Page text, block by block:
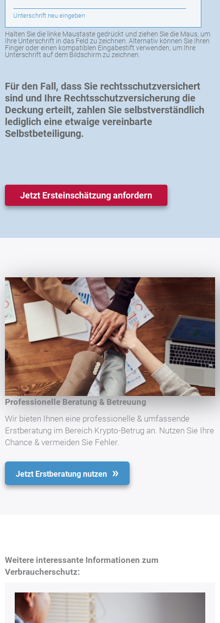
Unterschrift neu eingeben
Halten Sie die linke Maustaste gedrückt und ziehen Sie die Maus, um
Ihre Unterschrift in das Feld zu zeichnen. Alternativ können Sie Ihren
Finger oder einen kompatiblen Eingabestift verwenden, um Ihre
Unterschrift auf dem Bildschirm zu zeichnen.
Für den Fall, dass Sie rechtsschutzversichert
sind und Ihre Rechtsschutzversicherung die
Deckung erteilt, zahlen Sie selbstverständlich
lediglich eine etwaige vereinbarte
Selbstbeteiligung.
Jetzt Ersteinschätzung anfordern
Professionelle Beratung & Betreuung
Wir bieten Ihnen eine professionelle & umfassende
Erstberatung im Bereich Krypto-Betrug an. Nutzen Sie Ihre
Chance & vermeiden Sie Fehler.
Jetzt Erstberatung nutzen
Weitere interessante Informationen zum
Verbraucherschutz: